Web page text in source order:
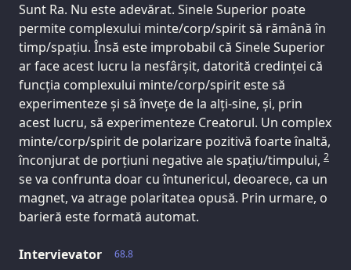
Sunt Ra. Nu este adevărat. Sinele Superior poate
permite complexului minte/corp/spirit să rămână în
timp/spațiu. Însă este improbabil că Sinele Superior
ar face acest lucru la nesfârșit, datorită credinței că
funcția complexului minte/corp/spirit este să
experimenteze și să învețe de la alți-sine, și, prin
acest lucru, să experimenteze Creatorul. Un complex
minte/corp/spirit de polarizare pozitivă foarte înaltă,
înconjurat de porțiuni negative ale spațiu/timpului, 2
se va confrunta doar cu întunericul, deoarece, ca un
magnet, va atrage polaritatea opusă. Prin urmare, o
barieră este formată automat.
68.8
Intervievator